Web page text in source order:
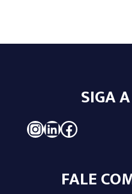
SIGA
Instagram
LinkedIn
Facebook
FALE